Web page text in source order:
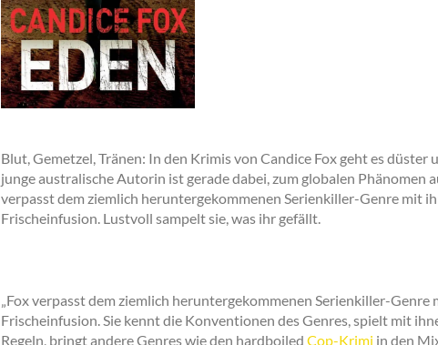
Blut, Gemetzel, Tränen: In den Krimis von Candice Fox geht es düster
junge australische Autorin ist gerade dabei, zum globalen Phänomen
verpasst dem ziemlich heruntergekommenen Serienkiller-Genre mit
Frischeinfusion. Lustvoll sampelt sie, was ihr gefällt.
„Fox verpasst dem ziemlich heruntergekommenen Serienkiller-Genre
Frischeinfusion. Sie kennt die Konventionen des Genres, spielt mit
Regeln, bringt andere Genres wie den hardboiled Cop-Krimi in den